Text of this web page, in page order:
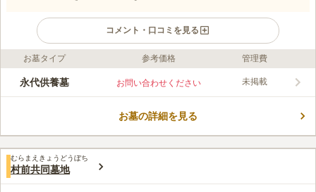
コメント・口コミを見る
口コミ評価
この霊園はまだ誰からも評価されていません。
お墓タイプ 参考価格 管理費
永代供養墓 お問い合わせください 未掲載
お墓の詳細を見る
むらまえきょうどうぼち
村前共同墓地